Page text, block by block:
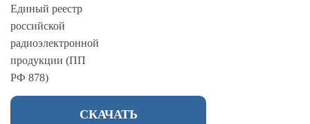
Единый реестр
российской
радиоэлектронной
продукции (ПП
РФ 878)
СКАЧАТЬ